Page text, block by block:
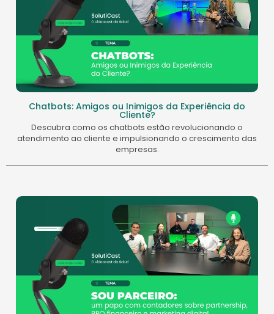
Chatbots: Amigos ou Inimigos da Experiência do
Cliente?
Descubra como os chatbots estão revolucionando o
atendimento ao cliente e impulsionando o crescimento das
empresas.